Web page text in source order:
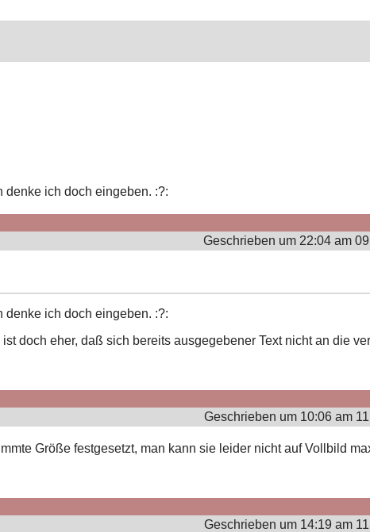
denke ich doch eingeben. :?:
Geschrieben um 22:04 am
denke ich doch eingeben. :?:
doch eher, daß sich bereits ausgegebener Text nicht an die
Geschrieben um 10:06 am
Größe festgesetzt, man kann sie leider nicht auf Vollbild
Geschrieben um 14:19 am